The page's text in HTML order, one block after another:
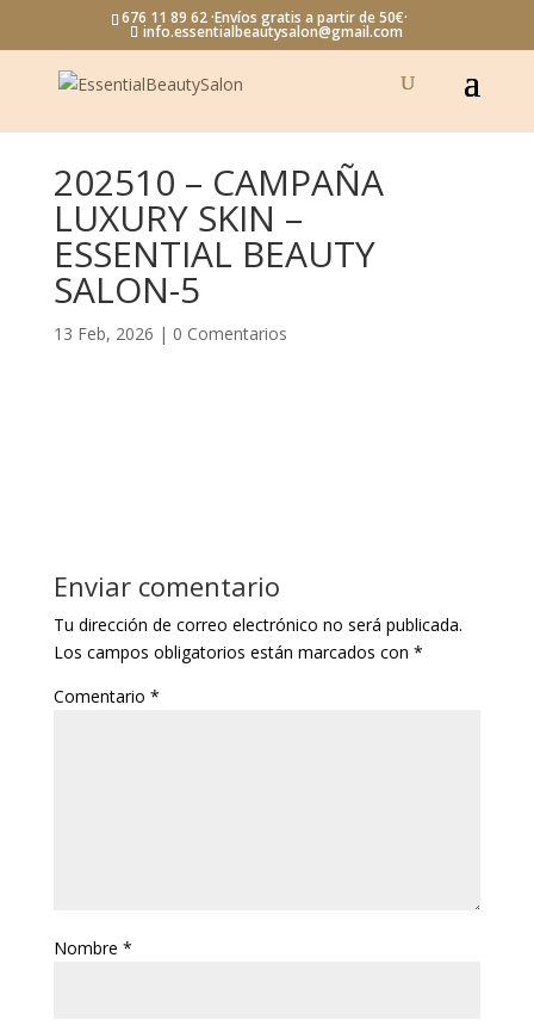
676 11 89 62 ·Envíos gratis a partir de 50€·
info.essentialbeautysalon@gmail.com
202510 – CAMPAÑA
LUXURY SKIN –
ESSENTIAL BEAUTY
SALON-5
13 Feb, 2026 | 0 Comentarios
Enviar comentario
Tu dirección de correo electrónico no será publicada.
Los campos obligatorios están marcados con *
Comentario *
Nombre *